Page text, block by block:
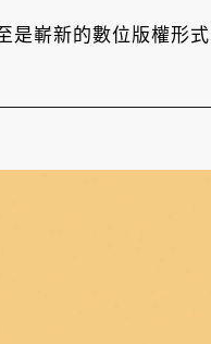
嶄新的數位版權形式